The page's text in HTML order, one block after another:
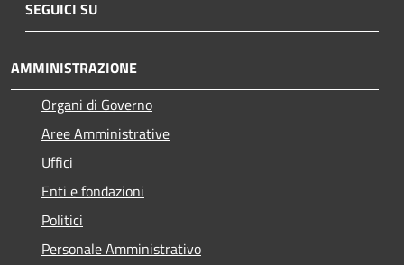
SEGUICI SU
AMMINISTRAZIONE
Organi di Governo
Aree Amministrative
Uffici
Enti e fondazioni
Politici
Personale Amministrativo